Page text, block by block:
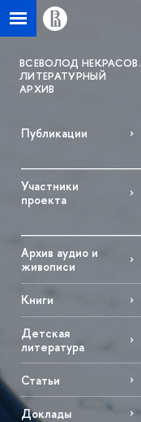
ВСЕВОЛОД НЕКРАСОВ.
ЛИТЕРАТУРНЫЙ
АРХИВ
Публикации
Участники
проекта
Архив аудио и
живописи
Книги
Детская
литература
Статьи
Доклады